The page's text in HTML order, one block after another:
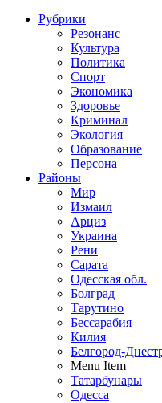
Рубрики
Резонанс
Культура
Политика
Спорт
Экономика
Здоровье
Криминал
Экология
Образование
Персона
Районы
Мир
Измаил
Арциз
Украина
Рени
Сарата
Одесская обл.
Болград
Тарутино
Бессарабия
Килия
Белгород-
Menu Item
Татарбунары
Одесса